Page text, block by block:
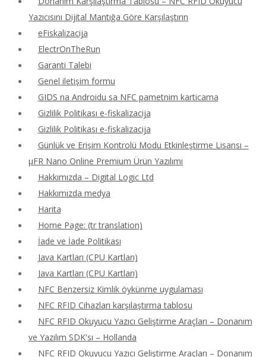
Yazıcısını Dijital Mantığa Göre Karşılaştırın
eFiskalizacija
ElectrOnTheRun
Garanti Talebi
Genel iletişim formu
GIDS na Androidu sa NFC pametnim karticama
Gizlilik Politikası e-fiskalizacija
Gizlilik Politikası e-fiskalizacija
Günlük ve Erişim Kontrolü Modu Etkinleştirme Lisansı –
μFR Nano Online Premium Ürün Yazılımı
Hakkımızda – Digital Logic Ltd
Hakkımızda medya
Harita
Home Page: (tr translation)
İade ve İade Politikası
Java Kartları (CPU Kartları)
Java Kartları (CPU Kartları)
NFC Benzersiz Kimlik öykünme uygulaması
NFC RFID Cihazları karşılaştırma tablosu
NFC RFID Okuyucu Yazıcı Geliştirme Araçları – Donanım
ve Yazılım SDK'sı – Hollanda
NFC RFID Okuyucu Yazıcı Geliştirme Araçları – Donanım